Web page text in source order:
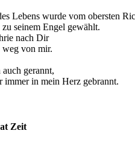
Lebens wurde vom obersten
seinem Engel gewählt.
nach Dir
von mir.
gerannt,
in mein Herz gebrannt.
Zeit